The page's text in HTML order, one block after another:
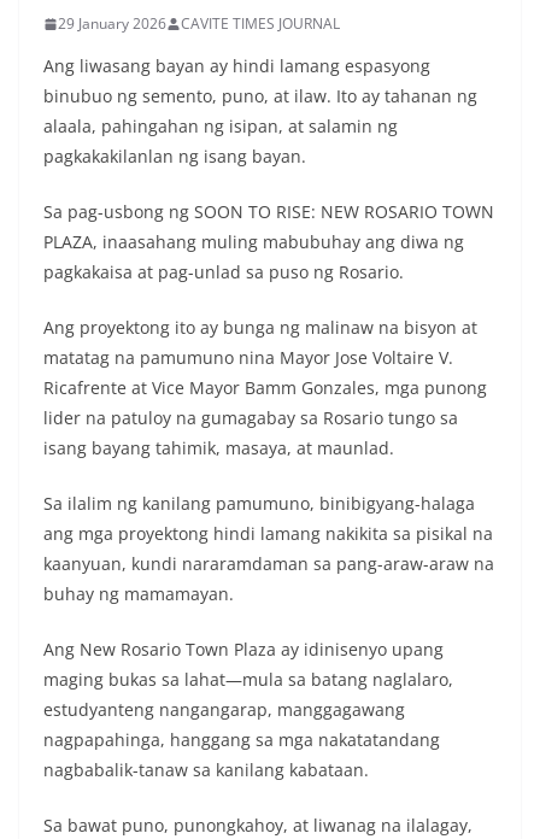
29 January 2026 CAVITE TIMES JOURNAL
Ang liwasang bayan ay hindi lamang espasyong
binubuo ng semento, puno, at ilaw. Ito ay tahanan ng
alaala, pahingahan ng isipan, at salamin ng
pagkakakilanlan ng isang bayan.
Sa pag-usbong ng SOON TO RISE: NEW ROSARIO TOWN
PLAZA, inaasahang muling mabubuhay ang diwa ng
pagkakaisa at pag-unlad sa puso ng Rosario.
Ang proyektong ito ay bunga ng malinaw na bisyon at
matatag na pamumuno nina Mayor Jose Voltaire V.
Ricafrente at Vice Mayor Bamm Gonzales, mga punong
lider na patuloy na gumagabay sa Rosario tungo sa
isang bayang tahimik, masaya, at maunlad.
Sa ilalim ng kanilang pamumuno, binibigyang-halaga
ang mga proyektong hindi lamang nakikita sa pisikal na
kaanyuan, kundi nararamdaman sa pang-araw-araw na
buhay ng mamamayan.
Ang New Rosario Town Plaza ay idinisenyo upang
maging bukas sa lahat—mula sa batang naglalaro,
estudyanteng nangangarap, manggagawang
nagpapahinga, hanggang sa mga nakatatandang
nagbabalik-tanaw sa kanilang kabataan.
Sa bawat puno, punongkahoy, at liwanag na ilalagay,